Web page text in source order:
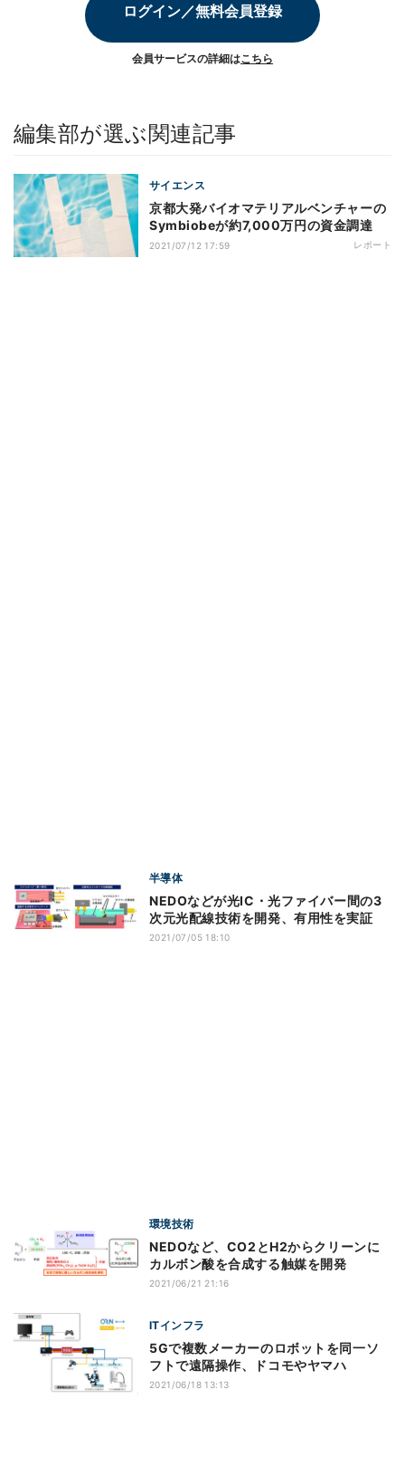
ログイン／無料会員登録
会員サービスの詳細はこちら
編集部が選ぶ関連記事
サイエンス
京都大発バイオマテリアルベンチャーの
Symbiobeが約7,000万円の資金調達
2021/07/12 17:59 レポート
半導体
NEDOなどが光IC・光ファイバー間の3
次元光配線技術を開発、有用性を実証
2021/07/05 18:10
環境技術
NEDOなど、CO2とH2からクリーンに
カルボン酸を合成する触媒を開発
2021/06/21 21:16
ITインフラ
5Gで複数メーカーのロボットを同一ソ
フトで遠隔操作、ドコモやヤマハ
2021/06/18 13:13